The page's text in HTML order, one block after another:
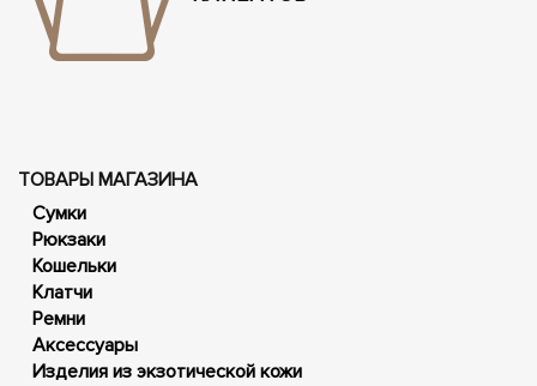
ТОВАРЫ МАГАЗИНА
Сумки
Рюкзаки
Кошельки
Клатчи
Ремни
Аксессуары
Изделия из экзотической кожи